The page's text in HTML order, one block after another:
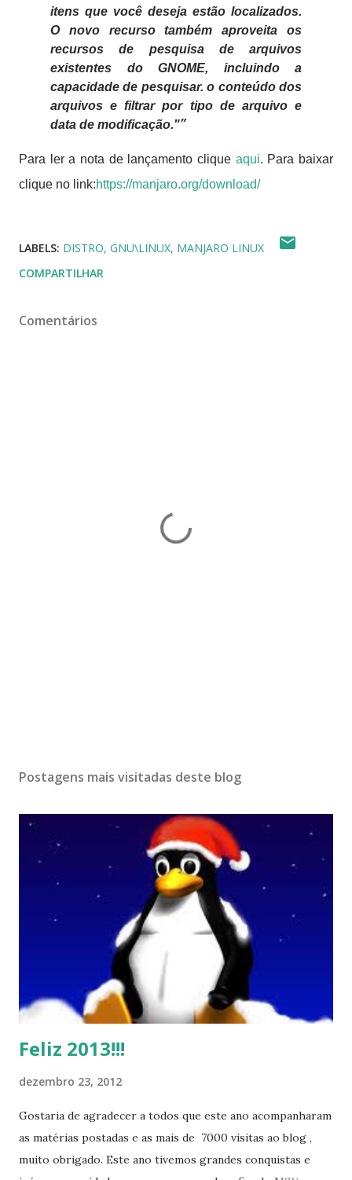
itens que você deseja estão localizados.
O novo recurso também aproveita os
recursos de pesquisa de arquivos
existentes do GNOME, incluindo a
capacidade de pesquisar. o conteúdo dos
arquivos e filtrar por tipo de arquivo e
data de modificação."
Para ler a nota de lançamento clique aqui. Para baixar
clique no link:https://manjaro.org/download/
LABELS: DISTRO GNU\LINUX MANJARO LINUX
COMPARTILHAR
Comentários
Postagens mais visitadas deste blog
Feliz 2013!!!
dezembro 23, 2012
Gostaria de agradecer a todos que este ano acompanharam
as matérias postadas e as mais de 7000 visitas ao blog ,
muito obrigado. Este ano tivemos grandes conquistas e